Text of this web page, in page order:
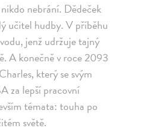
nebrání. Dědeček
učitel hudby. V příběhu
jenž udržuje tajný
A konečně v roce 2093
který se svým
za lepší pracovní
témata: touha po
světě.